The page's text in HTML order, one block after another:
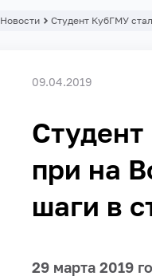
Новости Студент КубГМУ
09.04.2019
при на
шаги в
29 марта 2019